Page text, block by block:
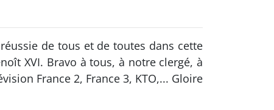
de tous et de toutes dans cette
XVI. Bravo à tous, à notre clergé, à
France 2, France 3, KTO,... Gloire